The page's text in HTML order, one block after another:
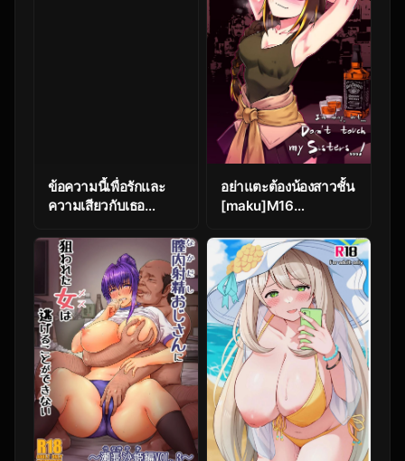
ข้อความนี้เพื่อรักและ
ความเสียวกับเธอ
Messenger’s Healing
(Arknights)
อย่าแตะต้องน้องสาวชั้น
[maku]M16
Frontline)